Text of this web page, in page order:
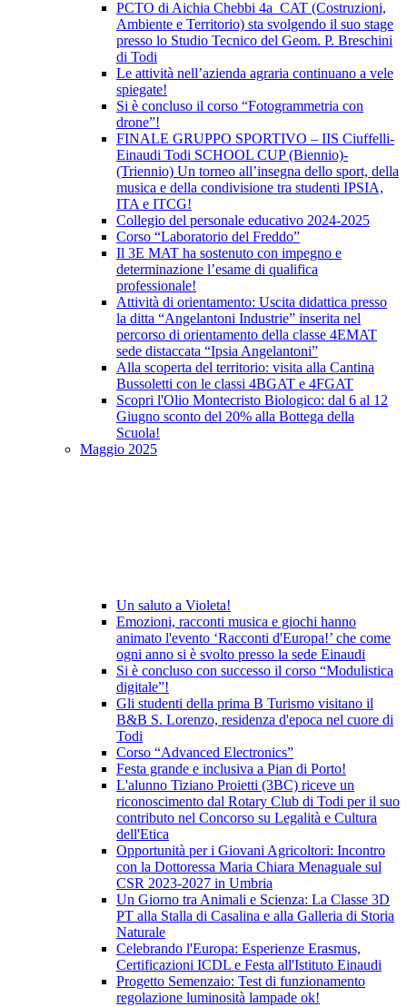
PCTO di Aichia Chebbi 4a_CAT (Costruzioni,
Ambiente e Territorio) sta svolgendo il suo stage
presso lo Studio Tecnico del Geom. P. Breschini
di Todi
Le attività nell’azienda agraria continuano a vele
spiegate!
Si è concluso il corso “Fotogrammetria con
drone”!
FINALE GRUPPO SPORTIVO – IIS Ciuffelli-
Einaudi Todi SCHOOL CUP (Biennio)-
(Triennio) Un torneo all’insegna dello sport, della
musica e della condivisione tra studenti IPSIA,
ITA e ITCG!
Collegio del personale educativo 2024-2025
Corso “Laboratorio del Freddo”
Il 3E MAT ha sostenuto con impegno e
determinazione l’esame di qualifica
professionale!
Attività di orientamento: Uscita didattica presso
la ditta “Angelantoni Industrie” inserita nel
percorso di orientamento della classe 4EMAT
sede distaccata “Ipsia Angelantoni”
Alla scoperta del territorio: visita alla Cantina
Bussoletti con le classi 4BGAT e 4FGAT
Scopri l'Olio Montecristo Biologico: dal 6 al 12
Giugno sconto del 20% alla Bottega della
Scuola!
Maggio 2025
Un saluto a Violeta!
Emozioni, racconti musica e giochi hanno
animato l'evento ‘Racconti d'Europa!’ che come
ogni anno si è svolto presso la sede Einaudi
Si è concluso con successo il corso “Modulistica
digitale”!
Gli studenti della prima B Turismo visitano il
B&B S. Lorenzo, residenza d'epoca nel cuore di
Todi
Corso “Advanced Electronics”
Festa grande e inclusiva a Pian di Porto!
L'alunno Tiziano Proietti (3BC) riceve un
riconoscimento dal Rotary Club di Todi per il suo
contributo nel Concorso su Legalità e Cultura
dell'Etica
Opportunità per i Giovani Agricoltori: Incontro
con la Dottoressa Maria Chiara Menaguale sul
CSR 2023-2027 in Umbria
Un Giorno tra Animali e Scienza: La Classe 3D
PT alla Stalla di Casalina e alla Galleria di Storia
Naturale
Celebrando l'Europa: Esperienze Erasmus,
Certificazioni ICDL e Festa all'Istituto Einaudi
Progetto Semenzaio: Test di funzionamento
regolazione luminosità lampade ok!